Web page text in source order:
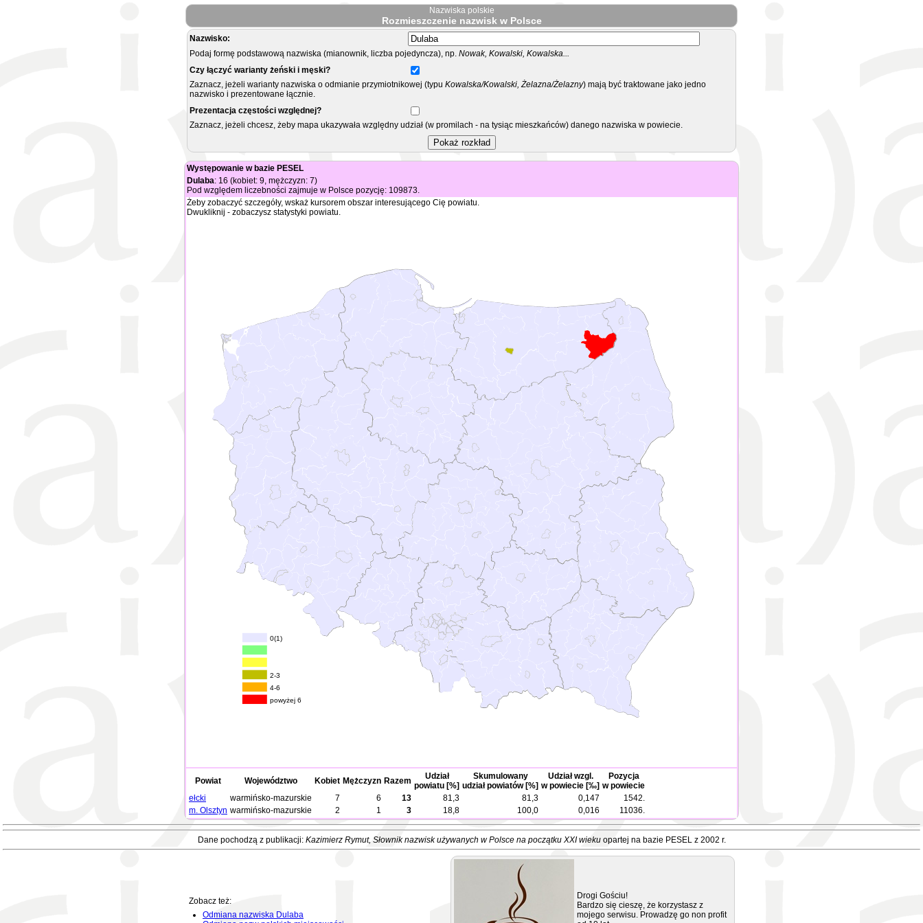
Nazwiska polskie
Rozmieszczenie nazwisk w Polsce
Nazwisko:
Podaj formę podstawową nazwiska (mianownik, liczba pojedyncza), np. Nowak, Kowalski, Kowalska...
Czy łączyć warianty żeński i męski?
Zaznacz, jeżeli warianty nazwiska o odmianie przymiotnikowej (typu Kowalska/Kowalski, Żelazna/Żelazny) mają być traktowane jako jedno
nazwisko i prezentowane łącznie.
Prezentacja częstości względnej?
Zaznacz, jeżeli chcesz, żeby mapa ukazywała względny udział (w promilach - na tysiąc mieszkańców) danego nazwiska w powiecie.
Występowanie w bazie PESEL
Dulaba: 16 (kobiet: 9, mężczyzn: 7)
Pod względem liczebności zajmuje w Polsce pozycję: 109873.
Żeby zobaczyć szczegóły, wskaż kursorem obszar interesującego Cię powiatu.
Dwukliknij - zobaczysz statystyki powiatu.
0(1)
2-3
4-6
powyżej 6
Powiat Województwo Kobiet Mężczyzn Razem
Udział
powiatu [%]
Skumulowany
udział powiatów [%]
Udział wzgl.
w powiecie [‰]
Pozycja
w powiecie
ełcki
warmińsko-mazurskie 7 6 13 81,3 81,3 0,147
1542.
m. Olsztyn warmińsko-mazurskie 2 1 3 18,8 100,0 0,016 11036.
Dane pochodzą z publikacji: Kazimierz Rymut, Słownik nazwisk używanych w Polsce na początku XXI wiekuopartej na bazie PESEL z 2002 r.
Zobacz też:
Odmiana nazwiska Dulaba
Drogi Gościu!
Bardzo się cieszę, że korzystasz z
mojego serwisu. Prowadzę go non profit